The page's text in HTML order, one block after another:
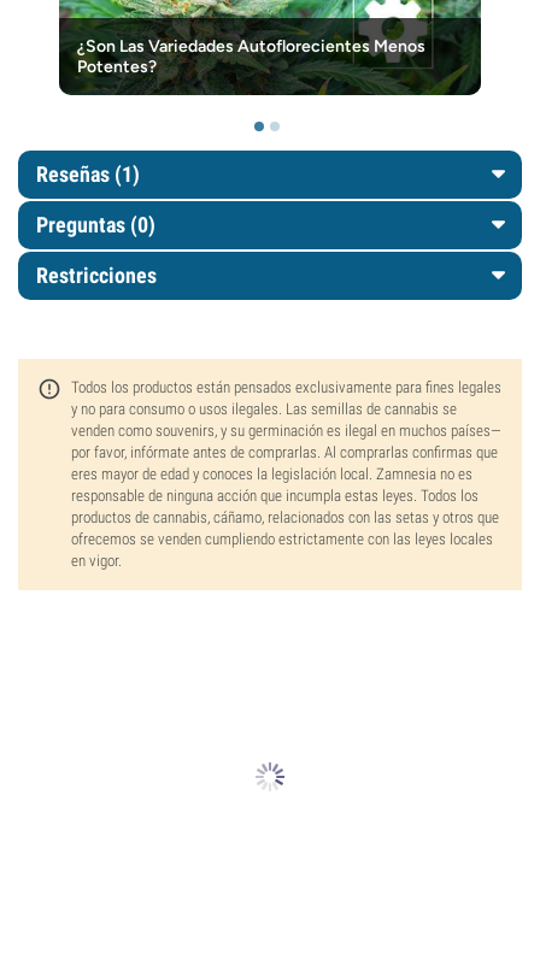
¿Son Las Variedades Autoflorecientes Menos
Potentes?
Reseñas (1)
Preguntas (0)
Restricciones
Todos los productos están pensados exclusivamente para fines legales
y no para consumo o usos ilegales. Las semillas de cannabis se
venden como souvenirs, y su germinación es ilegal en muchos países—
por favor, infórmate antes de comprarlas. Al comprarlas confirmas que
eres mayor de edad y conoces la legislación local. Zamnesia no es
responsable de ninguna acción que incumpla estas leyes. Todos los
productos de cannabis, cáñamo, relacionados con las setas y otros que
ofrecemos se venden cumpliendo estrictamente con las leyes locales
en vigor.